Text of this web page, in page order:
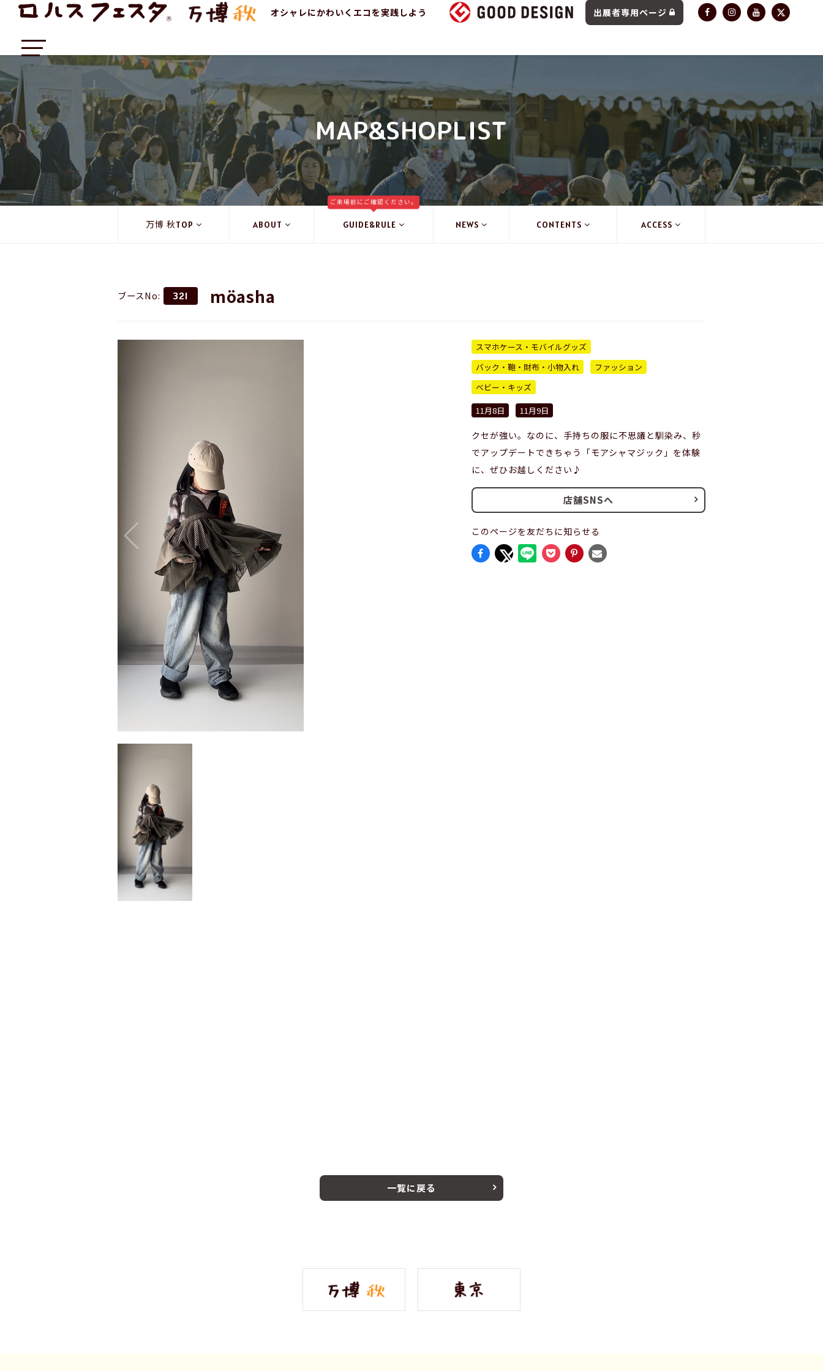
オシャレにかわいくエコを実践しよう 出展者専用ページ
MAP&SHOPLIST
万博 秋TOP ABOUT GUIDE&RULE
ご来場前にご確認ください。
NEWS CONTENTS ACCESS
ブースNo: 321 möasha
スマホケース・モバイルグッズ
バック・鞄・財布・小物入れ
ファッション
ベビー・キッズ
11月8日
11月9日
クセが強い。なのに、手持ちの服に不思議と馴染み、秒
でアップデートできちゃう「モアシャマジック」を体験
に、ぜひお越しください♪
店舗SNSへ
このページを友だちに知らせる
一覧に戻る